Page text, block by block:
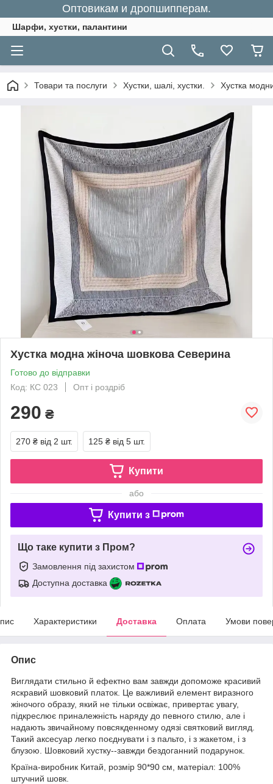
Оптовикам и дропшипперам.
Шарфи, хустки, палантини
Товари та послуги Хустки, шалі, хустки. Хустка
Хустка модна жіноча шовкова Северина
Готово до відправки
Код: КС 023
Опт і роздріб
290 ₴
270 ₴ від 2 шт. 125 ₴ від 5 шт.
Купити
або
Купити з
Що таке купити з Пром?
Замовлення під захистом
Доступна доставка
Характеристики Доставка Оплата Умови
Опис
Виглядати стильно й ефектно вам завжди допоможе красивий
яскравий шовковий платок. Це важливий елемент виразного
жіночого образу, який не тільки освіжає, привертає увагу,
підкреслює приналежність наряду до певного стилю, але і
надають звичайному повсякденному одязі святковий вигляд.
Такий аксесуар легко поєднувати і з пальто, і з жакетом, і з
блузою. Шовковий хустку--завжди бездоганний подарунок.
Країна-виробник Китай, розмір 90*90 см, матеріал: 100%
штучний шовк.